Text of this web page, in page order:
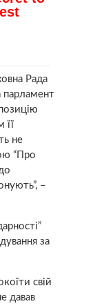
Рада
парламент
її
не
“Про
–
за
свій
давав